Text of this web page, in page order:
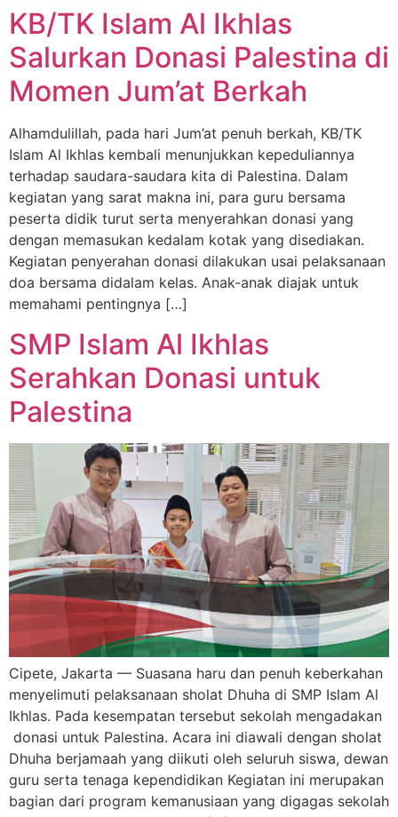
KB/TK Islam Al Ikhlas
Salurkan Donasi Palestina di
Momen Jum’at Berkah
Alhamdulillah, pada hari Jum’at penuh berkah, KB/TK
Islam Al Ikhlas kembali menunjukkan kepeduliannya
terhadap saudara-saudara kita di Palestina. Dalam
kegiatan yang sarat makna ini, para guru bersama
peserta didik turut serta menyerahkan donasi yang
dengan memasukan kedalam kotak yang disediakan.
Kegiatan penyerahan donasi dilakukan usai pelaksanaan
doa bersama didalam kelas. Anak-anak diajak untuk
memahami pentingnya […]
SMP Islam Al Ikhlas
Serahkan Donasi untuk
Palestina
Cipete, Jakarta — Suasana haru dan penuh keberkahan
menyelimuti pelaksanaan sholat Dhuha di SMP Islam Al
Ikhlas. Pada kesempatan tersebut sekolah mengadakan
donasi untuk Palestina. Acara ini diawali dengan sholat
Dhuha berjamaah yang diikuti oleh seluruh siswa, dewan
guru serta tenaga kependidikan Kegiatan ini merupakan
bagian dari program kemanusiaan yang digagas sekolah